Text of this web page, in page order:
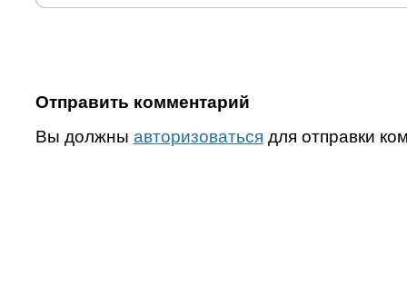
Отправить комментарий
Вы должны авторизоваться для отправки